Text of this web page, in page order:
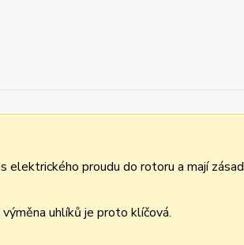
proudu do rotoru a mají
uhlíků je proto klíčová.